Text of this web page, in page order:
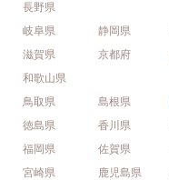
長野県
岐阜県
静岡県
滋賀県
京都府
和歌山県
鳥取県
島根県
徳島県
香川県
福岡県
佐賀県
宮崎県
鹿児島県